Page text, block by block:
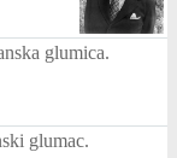
glumica.
glumac.